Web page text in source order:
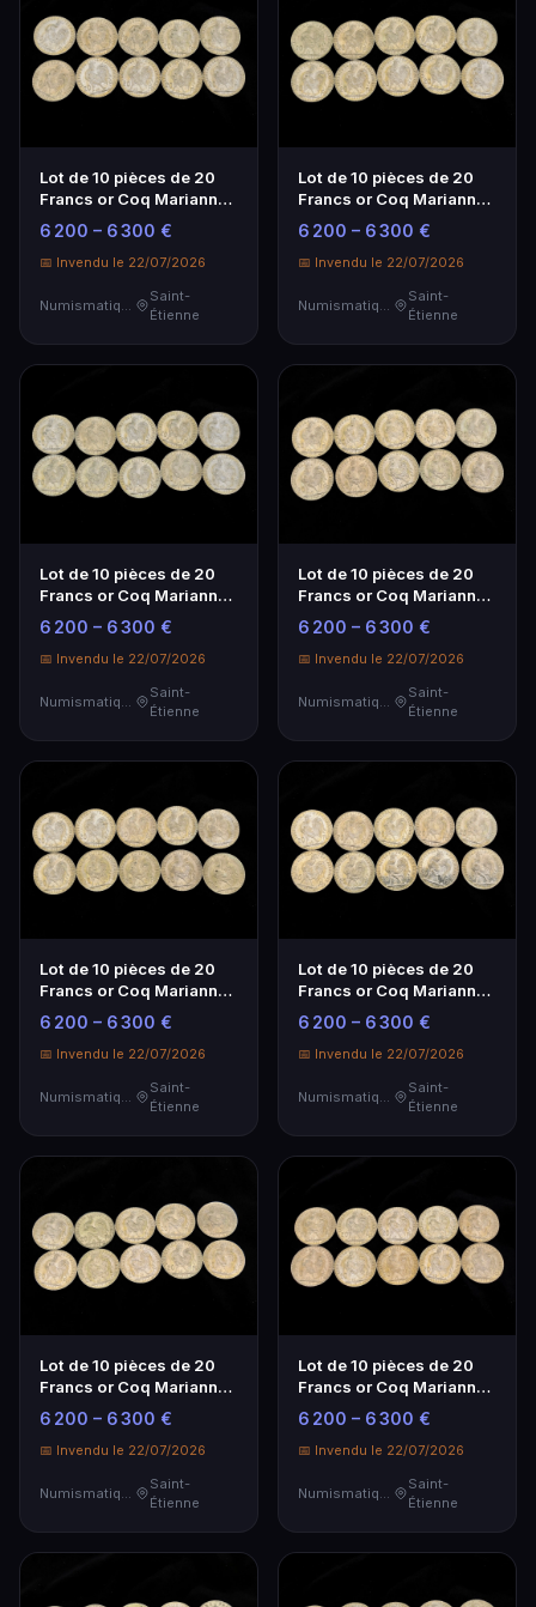
Lot de 10 pièces de 20
Francs or Coq Marianne -
Investissement
Numismatique
6 200 – 6 300 €
📅 Invendu le 22/07/2026
Numismatique
Saint-
Étienne
Lot de 10 pièces de 20
Francs or Coq Marianne -
Investissement
Numismatique
6 200 – 6 300 €
📅 Invendu le 22/07/2026
Numismatique
Saint-
Étienne
Lot de 10 pièces de 20
Francs or Coq Marianne -
Investissement
Numismatique
6 200 – 6 300 €
📅 Invendu le 22/07/2026
Saint-
Étienne
Lot de 10 pièces de 20
Francs or Coq Marianne -
Investissement
Numismatique
6 200 – 6 300 €
📅 Invendu le 22/07/2026
Saint-
Étienne
Lot de 10 pièces de 20
Francs or Coq Marianne -
Investissement
Numismatique
6 200 – 6 300 €
📅 Invendu le 22/07/2026
Numismatique
Saint-
Étienne
Lot de 10 pièces de 20
Francs or Coq Marianne -
Investissement
Numismatique
6 200 – 6 300 €
📅 Invendu le 22/07/2026
Numismatique
Saint-
Étienne
Lot de 10 pièces de 20
Francs or Coq Marianne -
Investissement
Numismatique
6 200 – 6 300 €
📅 Invendu le 22/07/2026
Saint-
Étienne
Lot de 10 pièces de 20
Francs or Coq Marianne -
Investissement
Numismatique
6 200 – 6 300 €
📅 Invendu le 22/07/2026
Saint-
Étienne